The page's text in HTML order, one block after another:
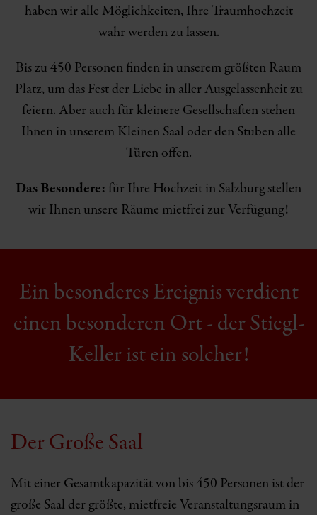
haben wir alle Möglichkeiten, Ihre Traumhochzeit
wahr werden zu lassen.
Bis zu 450 Personen finden in unserem größten Raum
Platz, um das Fest der Liebe in aller Ausgelassenheit zu
feiern. Aber auch für kleinere Gesellschaften stehen
Ihnen in unserem Kleinen Saal oder den Stuben alle
Türen offen.
Das Besondere: für Ihre Hochzeit in Salzburg stellen
wir Ihnen unsere Räume mietfrei zur Verfügung!
Ein besonderes Ereignis verdient
einen besonderen Ort - der Stiegl-
Keller ist ein solcher!
Der Große Saal
Mit einer Gesamtkapazität von bis 450 Personen ist der
große Saal der größte, mietfreie Veranstaltungsraum in